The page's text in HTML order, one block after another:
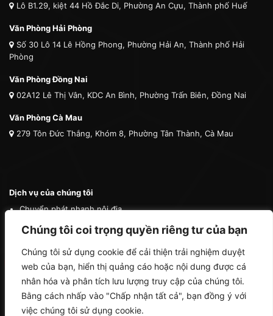
Chúng tôi coi trọng quyền riêng tư của bạn
Chúng tôi sử dụng cookie để cải thiện trải nghiệm duyệt
web của bạn, hiển thị quảng cáo hoặc nội dung được cá
nhân hóa và phân tích lưu lượng truy cập của chúng tôi.
Bằng cách nhấp vào "Chấp nhận tất cả", bạn đồng ý với
việc chúng tôi sử dụng cookie.
Lô B1.29, kiệt 44 Hồ Đắc Di, Phường An Cựu, Thành phố Huế
Văn Phòng Hải Phòng
Số 30 Lô 14 Lê Hồng Phong, Phường Hải An, Thành phố Hải
Phòng
Văn Phòng Đồng Nai
02A12 Lê Thị Vân, KDC An Bình, Phường Trấn Biên, Đồng Nai
Văn Phòng Cà Mau
279 Tôn Đức Thắng, Khóm 8, Phường Tân Thành, Cà Mau
Dịch vụ của chúng tôi
Chuyển phát nhanh nội địa
Chuyển phát nhanh quốc tế
Vận chuyển thú cưng
Mua hộ hàng nước ngoài